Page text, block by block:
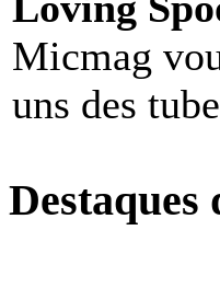
Micmag
uns des
Destaques